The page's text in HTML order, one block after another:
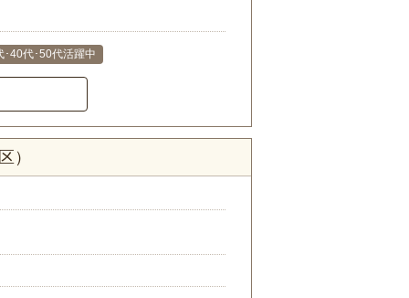
･40代･50代活躍中
）